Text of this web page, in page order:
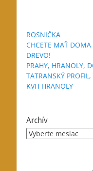
ROSNIČKA
CHCETE MAŤ DOMA
DREVO!
PRAHY, HRANOLY,
TATRANSKÝ
KVH HRANOLY
Archív
Archív